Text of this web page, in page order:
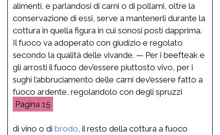
alimenti, e parlandosi di carni o di pollami, oltre la
conservazione di essi, serve a mantenerli durante la
cottura in quella figura in cui sonosi posti dapprima.
Il fuoco va adoperato con giudizio e regolato
secondo la qualità delle vivande. — Per i beefteak e
gli arrosti il fuoco dev’essere piuttosto vivo, per i
sughi l’abbruciamento delle carni dev’essere fatto a
fuoco ardente, regolandolo con degli spruzzi
15
di vino o di brodo , il resto della cottura a fuoco